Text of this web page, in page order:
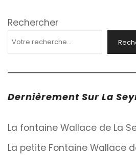
Rechercher
Dernièrement Sur La
La fontaine Wallace de La
La petite Fontaine Wallace